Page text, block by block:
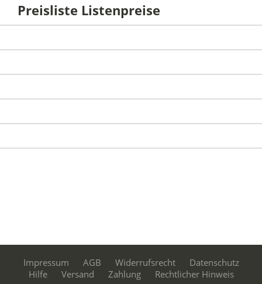
Preisliste Listenpreise
Impressum AGB Widerrufsrecht
Datenschutz
Hilfe
Versand Zahlung Rechtlicher Hinweis